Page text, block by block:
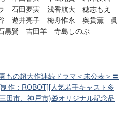
石田夢実 浅香航大 穂志もえ
遊井亮子 梅舟惟永 奥貫薫 眞
黒賢 吉田羊 寺島しのぶ
の超大作連続ドラマ＜未公表＞〓
作：ROBOT][人気若手キャスト多
田市、神戸市)🎁オリジナル記念品